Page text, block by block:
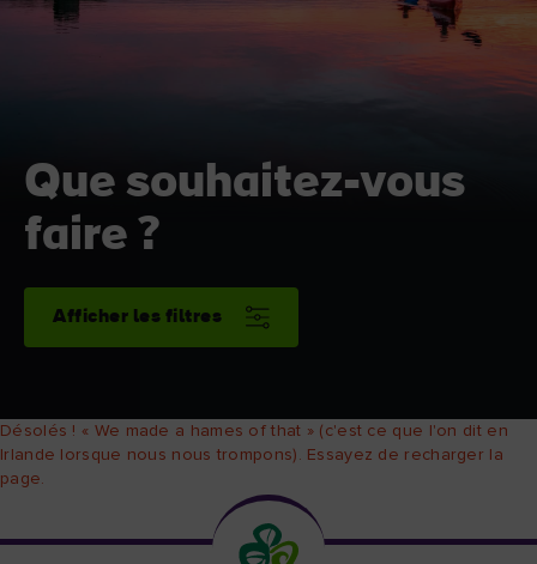
Que souhaitez-vous
faire ?
Afficher les filtres
Désolés ! « We made a hames of that » (c'est ce que l'on dit en
Irlande lorsque nous nous trompons). Essayez de recharger la
page.